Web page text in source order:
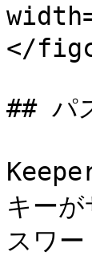
</
## パ
キー
スワ